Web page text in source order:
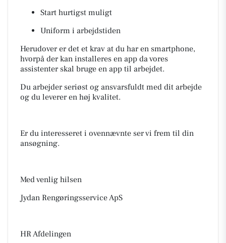
Start hurtigst muligt
Uniform i arbejdstiden
Herudover er det et krav at du har en smartphone,
hvorpå der kan installeres en app da vores
assistenter skal bruge en app til arbejdet.
Du arbejder seriøst og ansvarsfuldt med dit arbejde
og du leverer en høj kvalitet.
Er du interesseret i ovennævnte ser vi frem til din
ansøgning.
Med venlig hilsen
Jydan Rengøringsservice ApS
HR Afdelingen